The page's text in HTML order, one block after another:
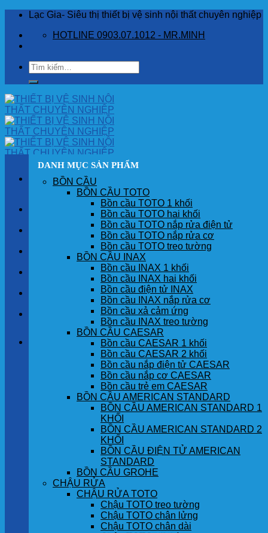
Skip
content
Lạc Gia- Siêu thị thiết bị vệ sinh nội thất chuyên nghiệp
HOTLINE 0903.07.1012 - MR.MINH
Tìm
kiếm:
SẢN PHẨM
GÓC KHÁCH HÀNG
Chưa có sản phẩm trong giỏ hàng.
DANH MỤC SẢN PHẨM
BỒN CẦU
BỒN CẦU TOTO
Bồn cầu TOTO 1 khối
Bồn cầu TOTO hai khối
Bồn cầu TOTO nắp rửa điện tử
Bồn cầu TOTO nắp rửa cơ
Bồn cầu TOTO treo tường
BỒN CẦU INAX
Bồn cầu INAX 1 khối
Bồn cầu INAX hai khối
Bồn cầu điện tử INAX
Bồn cầu INAX nắp rửa cơ
Bồn cầu xả cảm ứng
Bồn cầu INAX treo tường
BỒN CẦU CAESAR
Bồn cầu CAESAR 1 khối
Bồn cầu CAESAR 2 khối
Bồn cầu nắp điện tử CAESAR
Bồn cầu nắp cơ CAESAR
Bồn cầu trẻ em CAESAR
BỒN CẦU AMERICAN STANDARD
BỒN CẦU AMERICAN STANDARD 1
KHỐI
BỒN CẦU AMERICAN STANDARD 2
KHỐI
BỒN CẦU ĐIỆN TỬ AMERICAN
STANDARD
BỒN CẦU GROHE
CHẬU RỬA
CHẬU RỬA TOTO
Chậu TOTO treo tường
Chậu TOTO chân lửng
Chậu TOTO chân dài